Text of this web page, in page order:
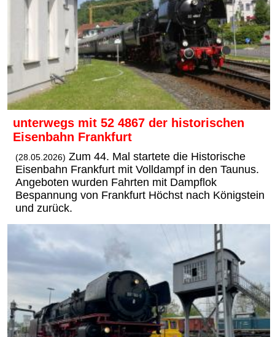
unterwegs mit 52 4867 der historischen
Eisenbahn Frankfurt
(28.05.2026) Zum 44. Mal startete die Historische
Eisenbahn Frankfurt mit Volldampf in den Taunus.
Angeboten wurden Fahrten mit Dampflok
Bespannung von Frankfurt Höchst nach Königstein
und zurück.